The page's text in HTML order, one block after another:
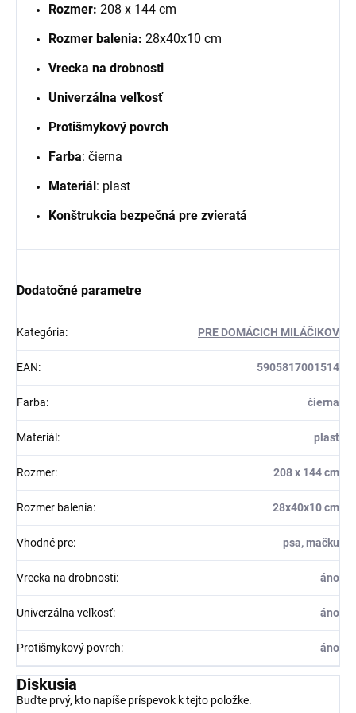
Rozmer: 208 x 144 cm
Rozmer balenia: 28x40x10 cm
Vrecka na drobnosti
Univerzálna veľkosť
Protišmykový povrch
Farba: čierna
Materiál: plast
Konštrukcia bezpečná pre zvieratá
Dodatočné parametre
Kategória: PRE DOMÁCICH MILÁČIKOV
EAN: 5905817001514
Farba: čierna
Materiál: plast
Rozmer: 208 x 144 cm
Rozmer balenia: 28x40x10 cm
Vhodné pre: psa, mačku
Vrecka na drobnosti: áno
Univerzálna veľkosť: áno
Protišmykový povrch: áno
Diskusia
Buďte prvý, kto napíše príspevok k tejto položke.